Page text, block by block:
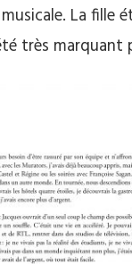
La fille
très marquant